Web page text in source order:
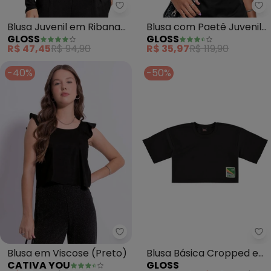
Gloss - Blusa Juvenil em
Blusa Juvenil em Ribana
Canelada (Preto)
GLOSS
R$ 47,45R$ 94,90
Blusa com Paetê Juvenil
(Preto)
GLOSS
R$ 35,97R$ 119,90
-40%
Blusa em Viscose (Preto)
CATIVA YOU
-50%
Blusa Básica Cropped em
Moletom (Preto)
GLOSS